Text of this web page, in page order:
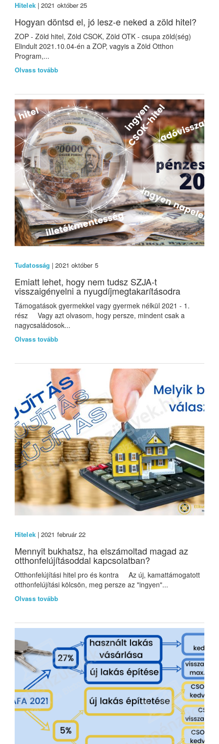
Hitelek| 2021 október 25
Hogyan döntsd el, jó lesz-e neked a zöld hitel?
ZOP - Zöld hitel, Zöld CSOK, Zöld OTK - csupa zöld(ség)
Elindult 2021.10.04-én a ZOP, vagyis a Zöld Otthon
Program,...
Olvass tovább
Tudatosság | 2021 október 5
Emiatt lehet, hogy nem tudsz SZJA-t
visszaigényelni a nyugdíjmegtakarításodra
Támogatások gyermekkel vagy gyermek nélkül 2021 - 1.
rész Vagy azt olvasom, hogy persze, mindent csak a
nagycsaládosok...
Olvass tovább
Hitelek| 2021 február 22
Mennyit bukhatsz, ha elszámoltad magad az
otthonfelújításoddal kapcsolatban?
Otthonfelújítási hitel pro és kontra Az új, kamattámogatott
otthonfelújítási kölcsön, meg persze az "ingyen"...
Olvass tovább